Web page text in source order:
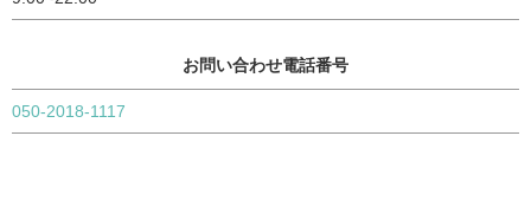
お問い合わせ電話番号
050-2018-1117